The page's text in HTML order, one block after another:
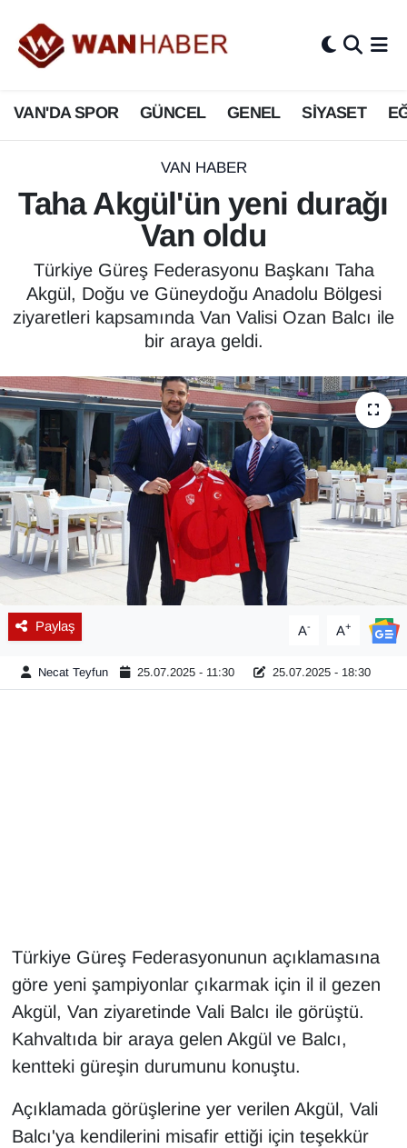
VAN'DA SPOR GÜNCEL GENEL SİYASET
VAN HABER
Taha Akgül'ün yeni durağı
Van oldu
Türkiye Güreş Federasyonu Başkanı Taha
Akgül, Doğu ve Güneydoğu Anadolu Bölgesi
ziyaretleri kapsamında Van Valisi Ozan Balcı ile
bir araya geldi.
Paylaş A- A+
Necat Teyfun 25.07.2025 - 11:30 25.07.2025 - 18:30
Türkiye Güreş Federasyonunun açıklamasına
göre yeni şampiyonlar çıkarmak için il il gezen
Akgül, Van ziyaretinde Vali Balcı ile görüştü.
Kahvaltıda bir araya gelen Akgül ve Balcı,
kentteki güreşin durumunu konuştu.
Açıklamada görüşlerine yer verilen Akgül, Vali
Balcı'ya kendilerini misafir ettiği için teşekkür
3.SAYFA
ASAYİŞ
BİLİM VE TEKNOLOJİ
Biyografi
ÇEVRE
Dernekler, Odalar
Diğer
DÜNYA
EĞİTİM
EKONOMİ
Eleman
Emlak
HABERDE İNSAN
İngilizce
Kadın
Kim Kimdir?
Van Nöbetçi Eczaneler
Van Hava Durumu
Van Namaz Vakitleri
Van Trafik Yoğunluk Haritası
Tüm Manşetler
Son Dakika Haberleri
Haber Arşivi